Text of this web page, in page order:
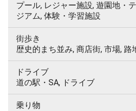
プール, レジャー施設, 遊園地・
ジアム, 体験・学習施設
街歩き
歴史的まち並み, 商店街, 市場, 路
ドライブ
道の駅・SA, ドライブ
乗り物